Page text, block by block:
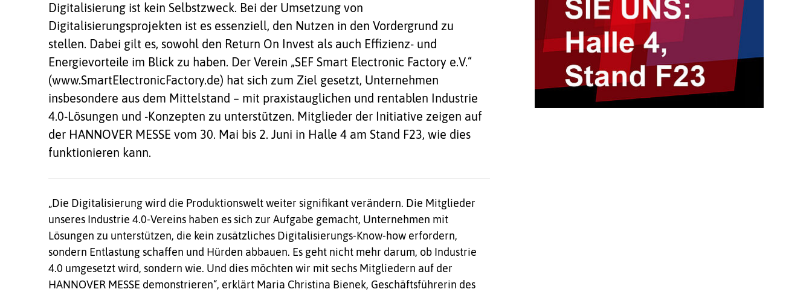
Digitalisierung ist kein Selbstzweck. Bei der Umsetzung von
Digitalisierungsprojekten ist es essenziell, den Nutzen in den Vordergrund zu
stellen. Dabei gilt es, sowohl den Return On Invest als auch Effizienz- und
Energievorteile im Blick zu haben. Der Verein „SEF Smart Electronic Factory e.V.“
(www.SmartElectronicFactory.de) hat sich zum Ziel gesetzt, Unternehmen
insbesondere aus dem Mittelstand – mit praxistauglichen und rentablen Industrie
4.0-Lösungen und -Konzepten zu unterstützen. Mitglieder der Initiative zeigen auf
der HANNOVER MESSE vom 30. Mai bis 2. Juni in Halle 4 am Stand F23, wie dies
funktionieren kann.
„Die Digitalisierung wird die Produktionswelt weiter signifikant verändern. Die Mitglieder
unseres Industrie 4.0-Vereins haben es sich zur Aufgabe gemacht, Unternehmen mit
Lösungen zu unterstützen, die kein zusätzliches Digitalisierungs-Know-how erfordern,
sondern Entlastung schaffen und Hürden abbauen. Es geht nicht mehr darum, ob Industrie
4.0 umgesetzt wird, sondern wie. Und dies möchten wir mit sechs Mitgliedern auf der
HANNOVER MESSE demonstrieren“, erklärt Maria Christina Bienek, Geschäftsführerin des